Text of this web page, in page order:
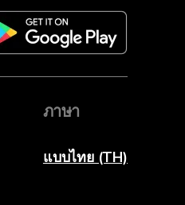
ภาษา
แบบไทย (TH)